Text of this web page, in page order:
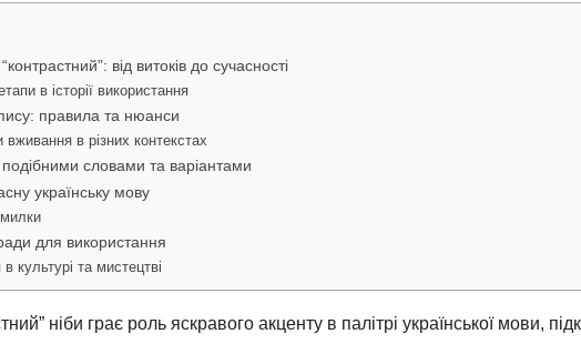
від витоків до сучасності
в історії використання
правила та нюанси
вживання в різних контекстах
словами та варіантами
українську мову
для використання
культурі та мистецтві
ніби грає роль яскравого акценту в палітрі української мови,